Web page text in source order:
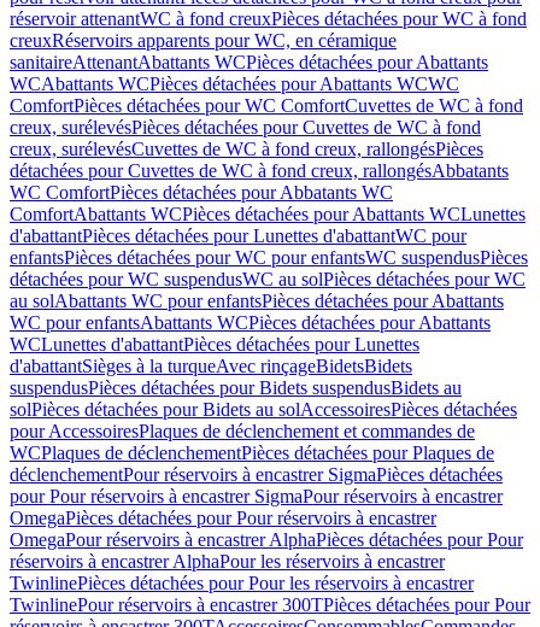
réservoir attenantWC à fond creuxPièces détachées pour WC à fond
creuxRéservoirs apparents pour WC, en céramique
sanitaireAttenantAbattants WCPièces détachées pour Abattants
WCAbattants WCPièces détachées pour Abattants WCWC
ComfortPièces détachées pour WC ComfortCuvettes de WC à fond
creux, surélevésPièces détachées pour Cuvettes de WC à fond
creux, surélevésCuvettes de WC à fond creux, rallongésPièces
détachées pour Cuvettes de WC à fond creux, rallongésAbbatants
WC ComfortPièces détachées pour Abbatants WC
ComfortAbattants WCPièces détachées pour Abattants WCLunettes
d'abattantPièces détachées pour Lunettes d'abattantWC pour
enfantsPièces détachées pour WC pour enfantsWC suspendusPièces
détachées pour WC suspendusWC au solPièces détachées pour WC
au solAbattants WC pour enfantsPièces détachées pour Abattants
WC pour enfantsAbattants WCPièces détachées pour Abattants
WCLunettes d'abattantPièces détachées pour Lunettes
d'abattantSièges à la turqueAvec rinçageBidetsBidets
suspendusPièces détachées pour Bidets suspendusBidets au
solPièces détachées pour Bidets au solAccessoiresPièces détachées
pour AccessoiresPlaques de déclenchement et commandes de
WCPlaques de déclenchementPièces détachées pour Plaques de
déclenchementPour réservoirs à encastrer SigmaPièces détachées
pour Pour réservoirs à encastrer SigmaPour réservoirs à encastrer
OmegaPièces détachées pour Pour réservoirs à encastrer
OmegaPour réservoirs à encastrer AlphaPièces détachées pour Pour
réservoirs à encastrer AlphaPour les réservoirs à encastrer
TwinlinePièces détachées pour Pour les réservoirs à encastrer
TwinlinePour réservoirs à encastrer 300TPièces détachées pour Pour